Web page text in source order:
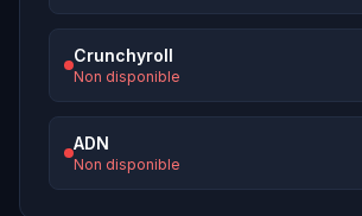
Crunchyroll
Non disponible
ADN
Non disponible